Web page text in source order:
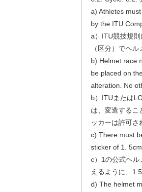
a) Athletes
by the ITU
a）ITU競技規
（区分）でヘ
b) Helmet race
be placed on
alteration. No
b）ITUまたは
は、変造するこ
ッカーは許可さ
c) There must
sticker of 1.
c）1の公式ヘル
えるように、
d) The helmet